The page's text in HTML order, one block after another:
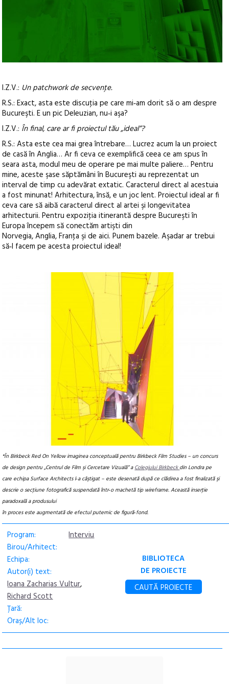
I.Z.V.: Un patchwork de secvenţe.
R.S.: Exact, asta este discuţia pe care mi‑am dorit să o am despre
Bucureşti. E un pic Deleuzian, nu‑i aşa?
I.Z.V.: În final, care ar fi proiectul tău „ideal”?
R.S.: Asta este cea mai grea întrebare… Lucrez acum la un proiect
de casă în Anglia… Ar fi ceva ce exemplifică ceea ce am spus în
seara asta, modul meu de operare pe mai multe paliere… Pentru
mine, aceste şase săptămâni în Bucureşti au reprezentat un
interval de timp cu adevărat extatic. Caracterul direct al acestuia
a fost minunat! Arhitectura, însă, e un joc lent. Proiectul ideal ar fi
ceva care să aibă caracterul direct al artei şi longevitatea
arhitecturii. Pentru expoziţia itinerantă despre Bucureşti în
Europa începem să conectăm artişti din
Norvegia, Anglia, Franţa şi de aici. Punem bazele. Aşadar ar trebui
să‑l facem pe acesta proiectul ideal!
*În Birkbeck Red On Yellow imaginea conceptuală pentru Birkbeck Film Studies – un concurs
de design pentru „Centrul de Film şi Cercetare Vizuală” aColegiului Birkbeckdin Londra pe
care echipa Surface Architects l‑a câştigat – este desenată după ce clădirea afost finalizată şi
descrie o secţiune fotografică suspendată într‑o machetă tip wireframe. Această inserţie
paradoxală a produsului
în proces este augmentată de efectul puternic de figură‑fond.
Program:
Interviu
Birou/Arhitect:
Echipa:
Autor(i) text:
Ioana Zacharias Vultur,
Richard Scott
Țară:
Oraș/Alt loc:
BIBLIOTECA
DE PROIECTE
CAUTĂ PROIECTE